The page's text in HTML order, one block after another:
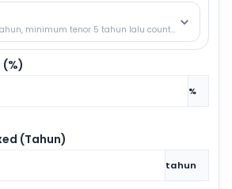
minimum tenor 5 tahun lalu counter rate.
(%)
%
(Tahun)
tahun